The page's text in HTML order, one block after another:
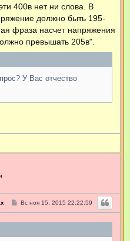
400в нет ни слова. В
должно быть 195-
фраза насчет напряжения
превышать 205в".
У Вас отчество
С
б
е
Вс ноя 15, 2015 22:22:59